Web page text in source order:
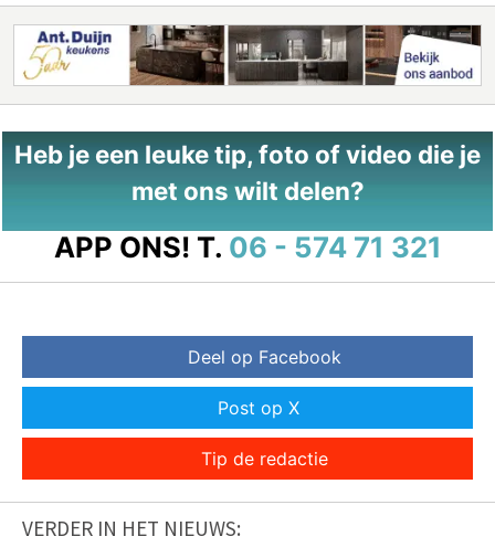
Heb je een leuke tip, foto of video die je
met ons wilt delen?
APP ONS! T. 06 - 574 71 321
Deel op Facebook
Post op X
Tip de redactie
VERDER IN HET NIEUWS: